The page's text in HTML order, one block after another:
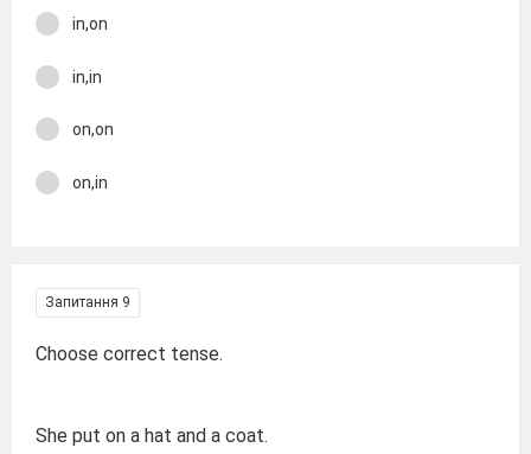
in,on
in,in
on,on
on,in
Запитання 9
Choose correct tense.
She put on a hat and a coat.